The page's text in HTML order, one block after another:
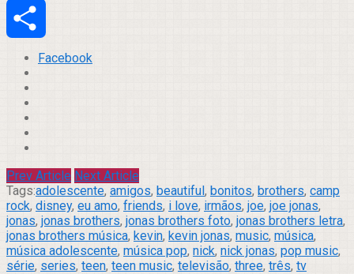
Email
Compartilhar
Facebook
Prev Article Next Article
Tags:adolescente, amigos, beautiful, bonitos, brothers, camp
rock, disney, eu amo, friends, i love, irmãos, joe, joe jonas,
jonas, jonas brothers, jonas brothers foto, jonas brothers letra,
jonas brothers música, kevin, kevin jonas, music, música,
música adolescente, música pop, nick, nick jonas, pop music,
série, series, teen, teen music, televisão, three, três, tv